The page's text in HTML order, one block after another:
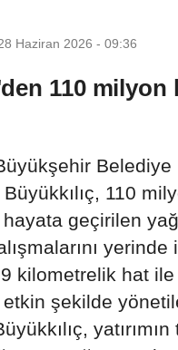
Haziran 2026 - 09:36
110 milyon
Belediye
110
hayata geçirilen
yerinde
9 kilometrelik hat
etkin şekilde